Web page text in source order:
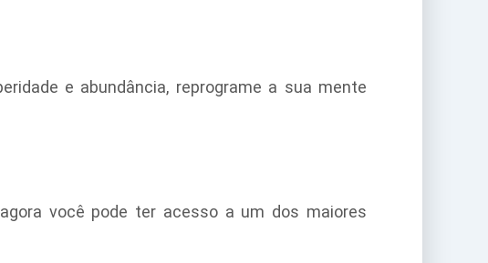
e abundância, reprograme a sua mente
você pode ter acesso a um dos maiores